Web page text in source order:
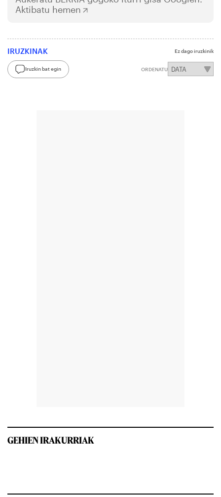
Aktibatu hemen
IRUZKINAK Ez dago iruzkinik
Iruzkin bat egin ORDENATU
GEHIEN IRAKURRIAK